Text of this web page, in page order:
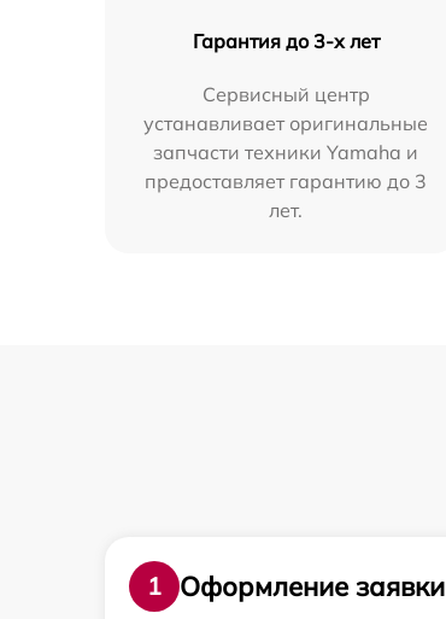
Гарантия до 3-х лет
Сервисный центр
устанавливает оригинальные
запчасти техники Yamaha и
предоставляет гарантию до 3
лет.
1
Оформление заявки